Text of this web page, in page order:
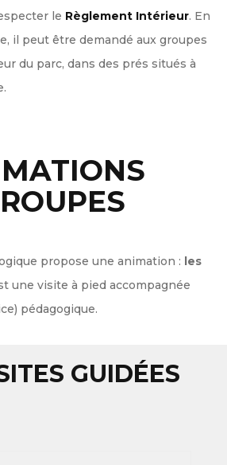
le Règlement Intérieur. En
il peut être demandé aux groupes
du parc, dans des prés situés à
propose une animation : les
une visite à pied accompagnée
pédagogique.
GUIDÉES